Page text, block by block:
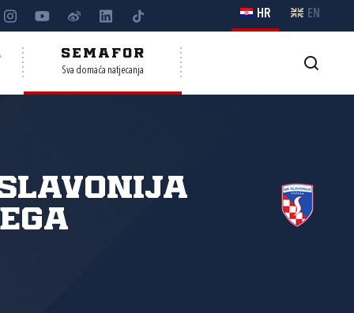
HR EN
SEMAFOR
Sva domaća natjecanja
Slavonija